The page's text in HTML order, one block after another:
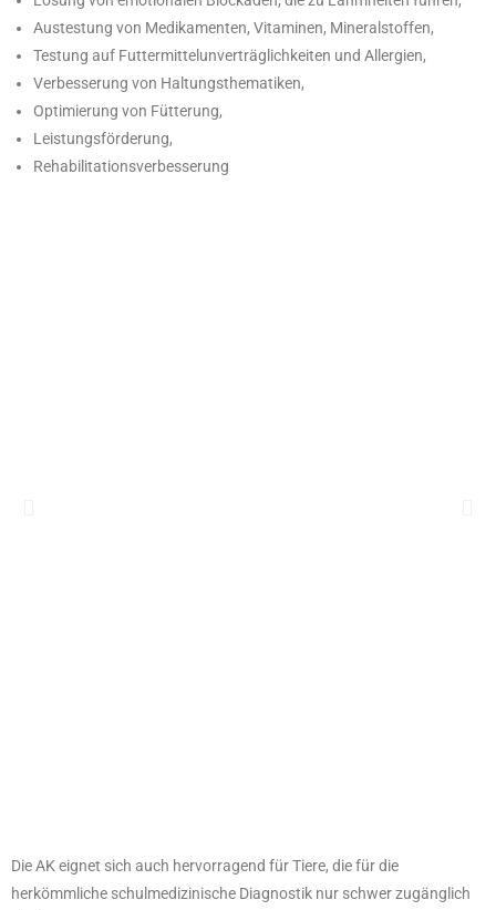
Austestung von Medikamenten, Vitaminen, Mineralstoffen,
Testung auf Futtermittelunverträglichkeiten und Allergien,
Verbesserung von Haltungsthematiken,
Optimierung von Fütterung,
Leistungsförderung,
Rehabilitationsverbesserung
Die AK eignet sich auch hervorragend für Tiere, die für die
herkömmliche schulmedizinische Diagnostik nur schwer zugänglich